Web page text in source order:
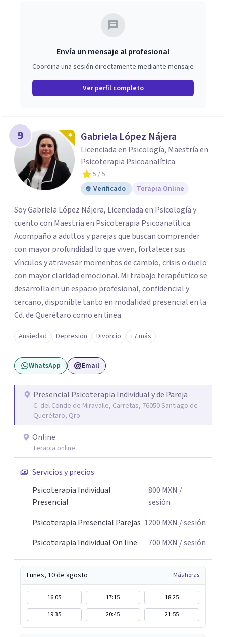
Envía un mensaje al profesional
Coordina una sesión directamente mediante mensaje
Ver perfil completo
9 Gabriela López Nájera
Licenciada en Psicología, Maestría en
Psicoterapia Psicoanalítica.
5 / 5
Verificado
Terapia Online
Soy Gabriela López Nájera, Licenciada en Psicología y
cuento con Maestría en Psicoterapia Psicoanalítica.
Acompaño a adultos y parejas que buscan comprender
con mayor profundidad lo que viven, fortalecer sus
vínculos y atravesar momentos de cambio, crisis o duelo
con mayor claridad emocional. Mi trabajo terapéutico se
desarrolla en un espacio profesional, confidencial y
cercano, disponible tanto en modalidad presencial en la
Cd. de Querétaro como en línea.
Ansiedad Depresión Divorcio +7 más
WhatsApp Email
Presencial Psicoterapia Individual y de Pareja
C. del Conde de Miravalle, Carretas, 76050 Santiago de
Querétaro, Qro.
Online
Terapia online
Servicios y precios
Psicoterapia Individual
Presencial
800 MXN /
sesión
Psicoterapia Presencial Parejas 1200 MXN / sesión
Psicoterapia Individual On line
700 MXN / sesión
Lunes, 10 de agosto Más horas
16:05 17:15
18:25
19:35
20:45 21:55